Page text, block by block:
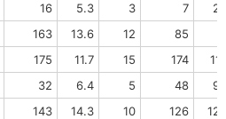
16 5.3 3 7
163 13.6 12 85
175 11.7 15 174
32 6.4 5 48
143 14.3 10 126